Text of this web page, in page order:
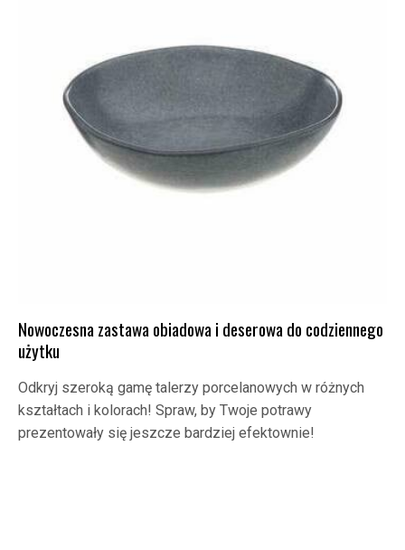
Nowoczesna zastawa obiadowa i deserowa do codziennego
użytku
Odkryj szeroką gamę talerzy porcelanowych w różnych
kształtach i kolorach! Spraw, by Twoje potrawy
prezentowały się jeszcze bardziej efektownie!